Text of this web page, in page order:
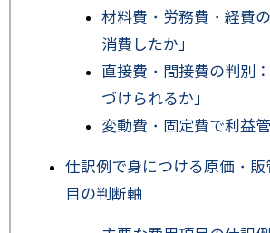
材料費・労務費・経費
消費したか」
直接費・間接費の判別
づけられるか」
変動費・固定費で利益
仕訳例で身につける原価・
目の判断軸